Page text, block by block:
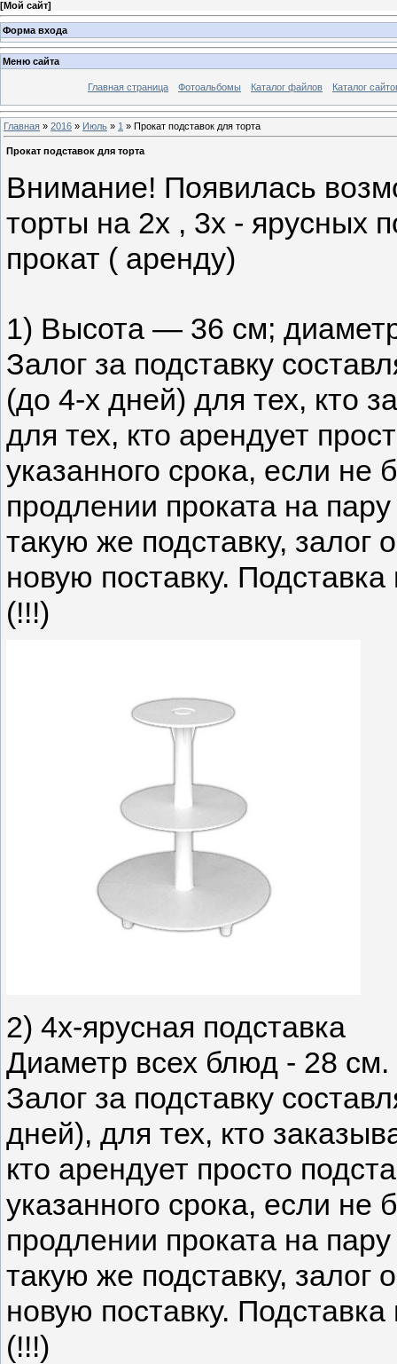
[Мой сайт]
Форма входа
Меню сайта
Главная страница Фотоальбомы Каталог файлов Каталог
Главная » 2016 » Июль » 1 » Прокат подставок для торта
Прокат подставок для торта
Внимание! Появилась
торты на 2х , 3х - ярусных
прокат ( аренду)
1) Высота — 36 см;
Залог за подставку
(до 4-х дней) для тех, кто
для тех, кто арендует
указанного срока, если не
продлении проката на
такую же подставку, залог
новую поставку.
(!!!)
2) 4х-ярусная подставка
Диаметр всех блюд - 28
Залог за подставку
дней), для тех, кто
кто арендует просто
указанного срока, если не
продлении проката на
такую же подставку, залог
новую поставку.
(!!!)